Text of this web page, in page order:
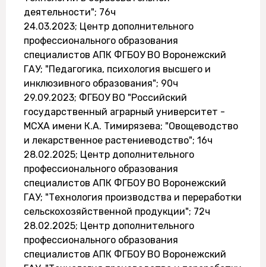
деятельности"; 76ч
24.03.2023; Центр дополнительного
профессионального образования
специалистов АПК ФГБОУ ВО Воронежский
ГАУ; "Педагогика, психология высшего и
инклюзивного образования"; 90ч
29.09.2023; ФГБОУ ВО "Российский
государственный аграрный университет -
МСХА имени К.А. Тимирязева; "Овощеводство
и лекарственное растениеводство"; 16ч
28.02.2025; Центр дополнительного
профессионального образования
специалистов АПК ФГБОУ ВО Воронежский
ГАУ; "Технология производства и переработки
сельскохозяйственной продукции"; 72ч
28.02.2025; Центр дополнительного
профессионального образования
специалистов АПК ФГБОУ ВО Воронежский